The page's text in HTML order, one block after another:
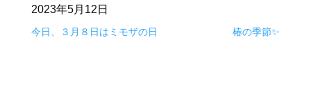
2023年5月12日
今日、３月８日はミモザの日 椿の季節✨